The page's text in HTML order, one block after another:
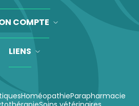
COMPTE
LIENS
HoméopathieParapharmacie